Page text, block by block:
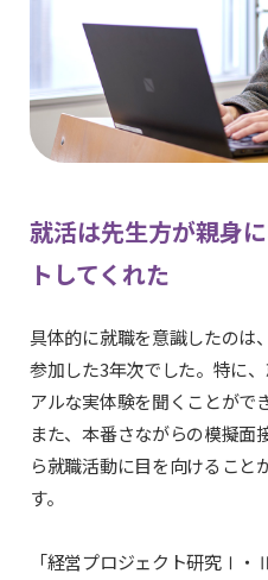
就活は先生方が親身
トしてくれた
具体的に就職を意識したのは
参加した3年次でした。特に
アルな実体験を聞くことがで
また、本番さながらの模擬面
ら就職活動に目を向けること
す。
「経営プロジェクト研究Ⅰ